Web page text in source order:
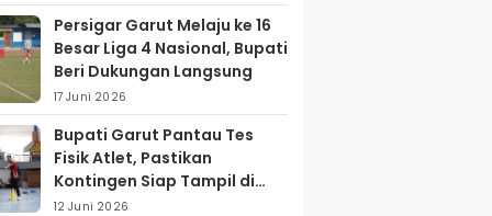
Persigar Garut Melaju ke 16
Besar Liga 4 Nasional, Bupati
Beri Dukungan Langsung
17 Juni 2026
Bupati Garut Pantau Tes
Fisik Atlet, Pastikan
Kontingen Siap Tampil di
Porprov 2026
12 Juni 2026